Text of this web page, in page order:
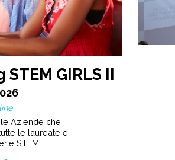
GIRLS II
Aziende che
le laureate e
STEM